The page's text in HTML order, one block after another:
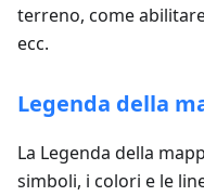
terreno, come
ecc.
Legenda della
La Legenda della
simboli, i colori e le